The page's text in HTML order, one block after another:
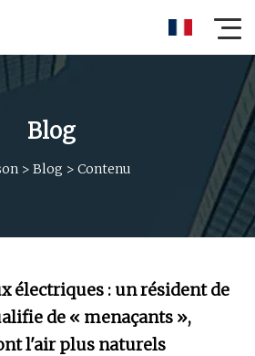
Blog
> Blog > Contenu
électriques : un résident de
de « menaçants »,
l'air plus naturels